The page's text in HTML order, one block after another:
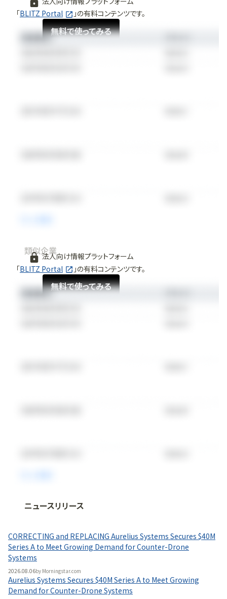
「BLITZ Portal 」の有料コンテンツです。
無料で使ってみる
法人向け情報プラットフォーム
「BLITZ Portal 」の有料コンテンツです。
無料で使ってみる
類似企業
法人向け情報プラットフォーム
無料で使ってみる
ニュースリリース
CORRECTING and REPLACING Aurelius Systems Secures $40M
Series A to Meet Growing Demand for Counter-Drone
Systems
2026.08.06by Morningstar.com
Aurelius Systems Secures $40M Series A to Meet Growing
Demand for Counter-Drone Systems